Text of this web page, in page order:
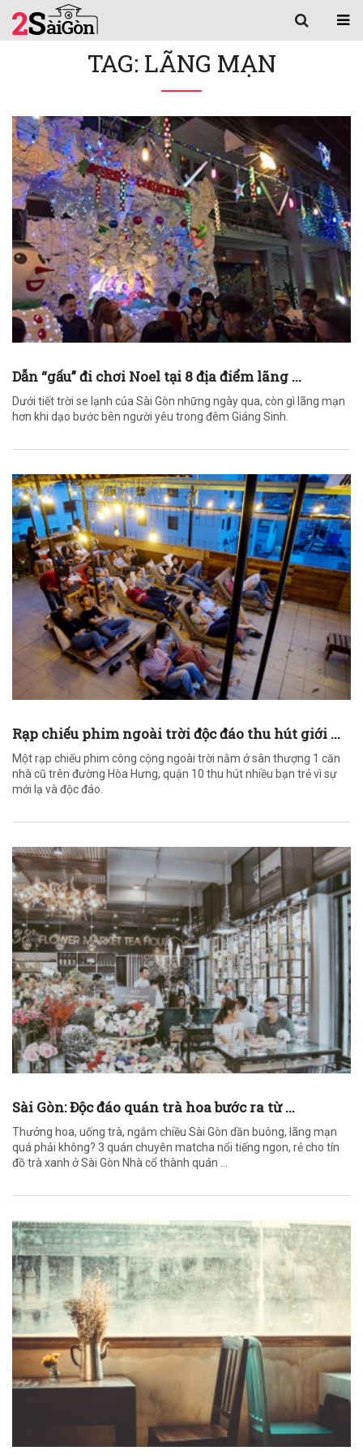
TAG: LÃNG MẠN
Dẫn “gấu” đi chơi Noel tại 8 địa điểm lãng ...
Dưới tiết trời se lạnh của Sài Gòn những ngày qua, còn gì lãng mạn
hơn khi dạo bước bên người yêu trong đêm Giáng Sinh.
Rạp chiếu phim ngoài trời độc đáo thu hút giới ...
Một rạp chiếu phim công cộng ngoài trời nằm ở sân thượng 1 căn
nhà cũ trên đường Hòa Hưng, quận 10 thu hút nhiều bạn trẻ vì sự
mới lạ và độc đáo.
Sài Gòn: Độc đáo quán trà hoa bước ra từ ...
Thưởng hoa, uống trà, ngắm chiều Sài Gòn dần buông, lãng mạn
quá phải không? 3 quán chuyên matcha nổi tiếng ngon, rẻ cho tín
đồ trà xanh ở Sài Gòn Nhà cổ thành quán ...